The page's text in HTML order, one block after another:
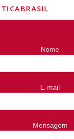
Nome
E-mail
Mensagem